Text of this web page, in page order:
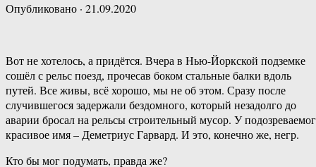
Опубликовано · 21.09.2020
Вот не хотелось, а придётся. Вчера в Нью-Йоркской подземке
сошёл с рельс поезд, прочесав боком стальные балки вдоль
путей. Все живы, всё хорошо, мы не об этом. Сразу после
случившегося задержали бездомного, который незадолго до
аварии бросал на рельсы строительный мусор. У
красивое имя – Деметриус Гарвард. И это, конечно же, негр.
Кто бы мог подумать, правда же?